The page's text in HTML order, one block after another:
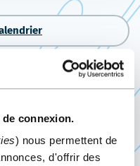
connexion.
) nous permettent de
d'offrir des
de
recherche